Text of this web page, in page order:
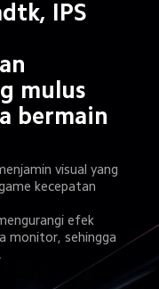
IPS
mulus
bermain
visual yang
kecepatan
efek
monitor, sehingga